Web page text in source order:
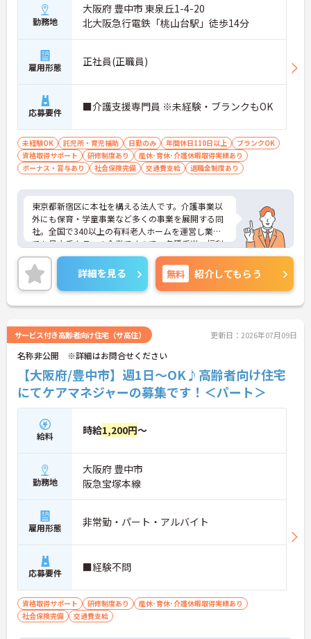
勤務地
大阪府 豊中市 東泉丘1-4-20
北大阪急行電鉄「桃山台駅」徒歩14分
雇用形態 正社員(正職員)
応募要件 ■介護支援専門員 ※未経験・ブランクもOK
未経験OK 託児所・育児補助 日勤のみ 年間休日110日以上
ブランクOK
資格取得サポート
研修制度あり
産休･育休･介護休暇取得実績あり
ボーナス・賞与あり
社会保険完備 交通費支給 退職金制度あり
東京都新宿区に本社を構える法人です。介護事業以
外にも保育・学童事業など多くの事業を展開する同
社。全国で340以上の有料老人ホームを運営し業界
でも最大手クラスの企業ですので、各種手当、福利
厚生も充実しており、長く安心して働いていただけ
る環境です。研修制度や資格取得支援制度があり、
教育制度も整っています！フレックス制勤務なの
で、公休や有休などお休みもしっかりとれ、メリハ
リのある勤務が可能です。ご興味ある方には、面接
のでお気軽にご相談ください！
詳細を見る 無料 紹介してもらう
サービス付き高齢者向け住宅（サ高住） 更新日：2026年07月09日
名称非公開 ※詳細はお問合せください
【大阪府/豊中市】週1日～OK♪高齢者向け住宅
にてケアマネジャーの募集です！＜パート＞
給料 時給1,200円～
勤務地
大阪府 豊中市
阪急宝塚本線
雇用形態 非常勤・パート・アルバイト
応募要件 ■経験不問
資格取得サポート 研修制度あり
産休･育休･介護休暇取得実績あり
社会保険完備
交通費支給